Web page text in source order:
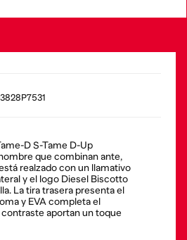
D S-Tame D-Up
que combinan ante,
realzado con un llamativo
y el logo Diesel Biscotto
La tira trasera presenta el
y EVA completa el
aportan un toque